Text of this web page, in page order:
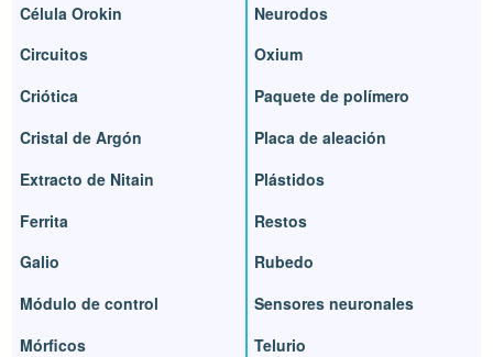
Célula Orokin
Circuitos
Criótica
Cristal de Argón
Extracto de Nitain
Ferrita
Galio
Módulo de control
Mórficos
Neurodos
Oxium
Paquete de polímero
Placa de aleación
Plástidos
Restos
Rubedo
Sensores neuronales
Telurio